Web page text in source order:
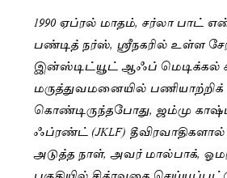
1990 ஏப்ரல் மாதம், சர்லா பாட்
பண்டித் நர்ஸ், ஸ்ரீநகரில் உள்ள
இன்ஸ்டிட்யூட் ஆஃப் மெடிக்கல்
மருத்துவமனையில் பணியாற்றிக்
கொண்டிருந்தபோது, ஜம்மு
ஃப்ரண்ட் (JKLF)
அடுத்த நாள், அவர் மால்பாக்,
பகுதியில் சித்ரவதை